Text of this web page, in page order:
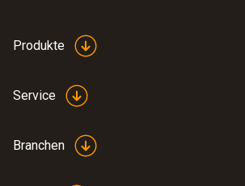
Produkte
Service
Branchen